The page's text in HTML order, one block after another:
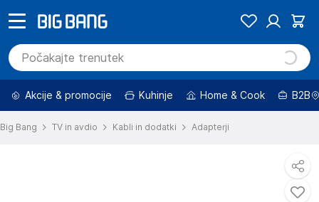
Akcije & promocije Kuhinje Home & Cook B2B
Big Bang TV in avdio Kabli in dodatki Adapterji